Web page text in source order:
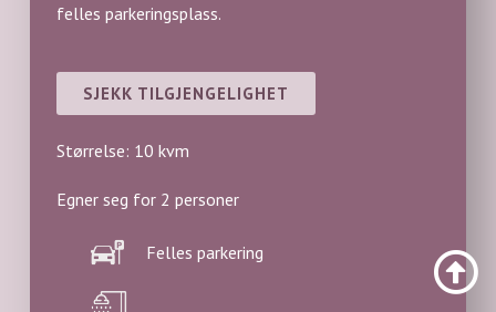
felles parkeringsplass.
SJEKK TILGJENGELIGHET
Størrelse: 10 kvm
Egner seg for 2 personer
Felles parkering